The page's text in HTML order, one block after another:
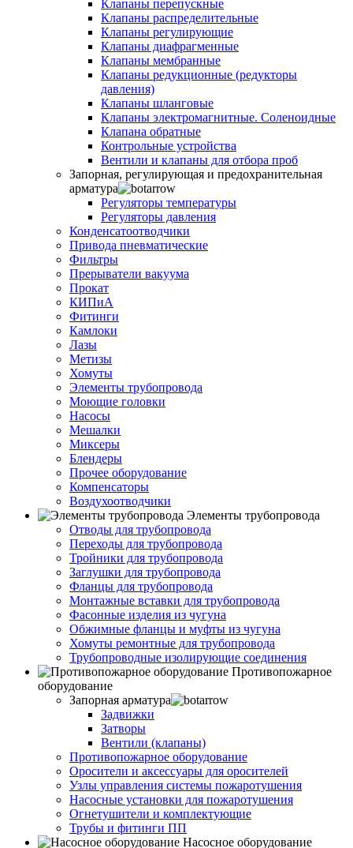
Клапаны перепускные
Клапаны распределительные
Клапаны регулирующие
Клапаны диафрагменные
Клапаны мембранные
Клапаны редукционные (редукторы
давления)
Клапаны шланговые
Клапаны электромагнитные. Соленоидные
Клапана обратные
Контрольные устройства
Вентили и клапаны для отбора проб
Запорная, регулирующая и предохранительная
арматура
Регуляторы температуры
Регуляторы давления
Конденсатоотводчики
Привода пневматические
Фильтры
Прерыватели вакуума
Прокат
КИПиА
Фитинги
Камлоки
Лазы
Метизы
Хомуты
Элементы трубопровода
Моющие головки
Насосы
Мешалки
Миксеры
Блендеры
Прочее оборудование
Компенсаторы
Воздухоотводчики
Элементы трубопровода
Отводы для трубопровода
Переходы для трубопровода
Тройники для трубопровода
Заглушки для трубопровода
Фланцы для трубопровода
Монтажные вставки для трубопровода
Фасонные изделия из чугуна
Обжимные фланцы и муфты из чугуна
Хомуты ремонтные для трубопровода
Трубопроводные изолирующие соединения
Противопожарное
оборудование
Запорная арматура
Задвижки
Затворы
Вентили (клапаны)
Противопожарное оборудование
Оросители и аксессуары для оросителей
Узлы управления системы пожаротушения
Насосные установки для пожаротушения
Огнетушители и комплектующие
Трубы и фитинги ПП
Насосное оборудование